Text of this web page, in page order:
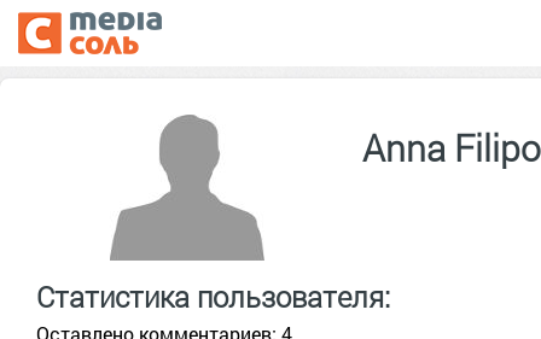
Anna
Статистика пользователя:
Оставлено комментариев: 4